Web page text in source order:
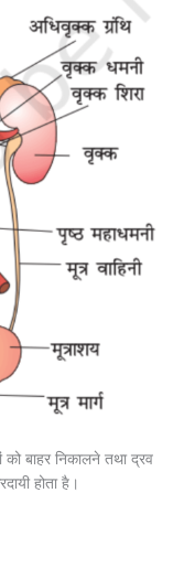
को बाहर निकालने तथा द्रव
होता है।